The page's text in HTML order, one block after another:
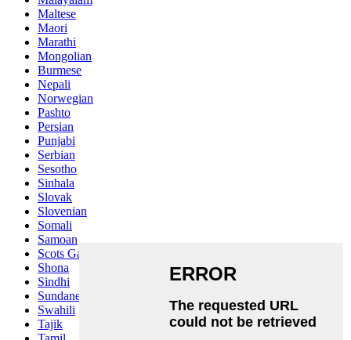
Maltese
Maori
Marathi
Mongolian
Burmese
Nepali
Norwegian
Pashto
Persian
Punjabi
Serbian
Sesotho
Sinhala
Slovak
Slovenian
Somali
Samoan
Scots Gaelic
Shona
Sindhi
Sundanese
Swahili
Tajik